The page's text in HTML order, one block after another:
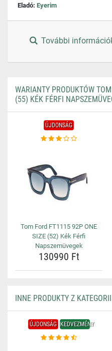
Eladó: Eyerim
További
WARIANTY PRODUKTÓW
(55) KÉK FÉRFI
ÚJDONSÁG
Tom Ford FT1115 92P ONE
SIZE (52) Kék Férfi
Napszemüvegek
130990 Ft
INNE PRODUKTY Z
ÚJDONSÁG KEDVEZMÉNY